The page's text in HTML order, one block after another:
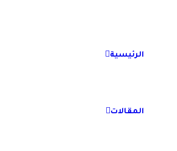
الرئيسية
المقالات